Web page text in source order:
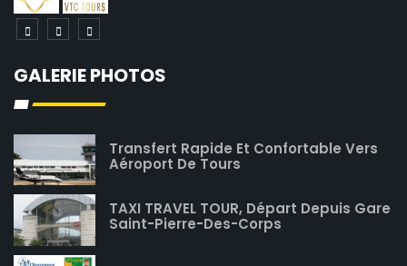
GALERIE PHOTOS
Transfert Rapide Et Confortable Vers
Aéroport De Tours
TAXI TRAVEL TOUR, Départ Depuis Gare
Saint-Pierre-Des-Corps